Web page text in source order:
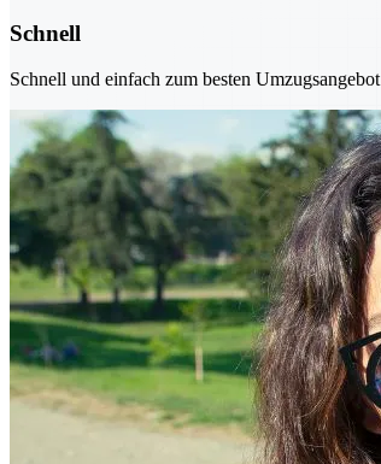
Schnell
Schnell und einfach zum besten Umzugsangebot